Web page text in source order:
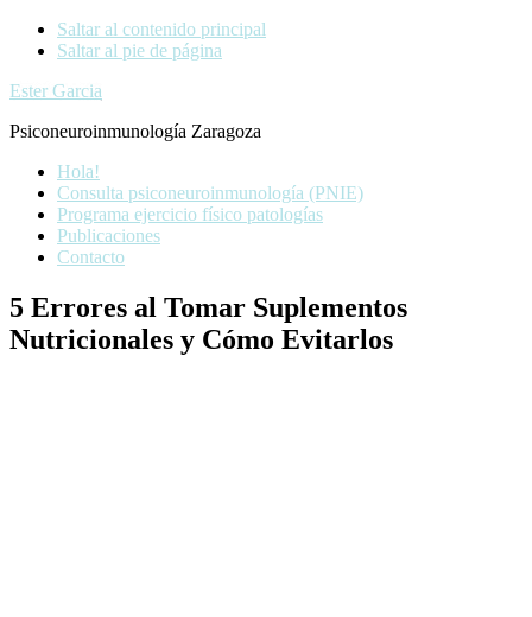
Saltar al contenido principal
Saltar al pie de página
Ester Garcia
Psiconeuroinmunología Zaragoza
Hola!
Consulta psiconeuroinmunología (PNIE)
Programa ejercicio físico patologías
Publicaciones
Contacto
5 Errores al Tomar Suplementos
Nutricionales y Cómo Evitarlos